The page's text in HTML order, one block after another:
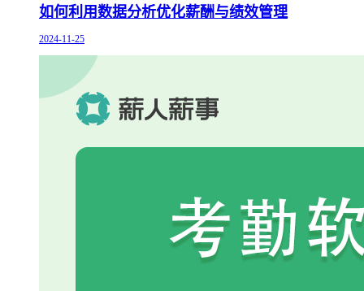
如何利用数据分析优化薪酬与绩效管理
2024-11-25